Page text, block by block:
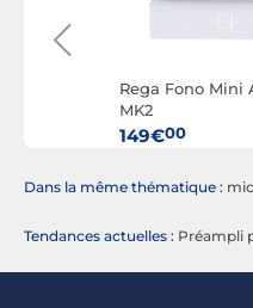
Rega Fono Mini
MK2
149€00
Dans la même thématique :
Tendances actuelles : Préampli